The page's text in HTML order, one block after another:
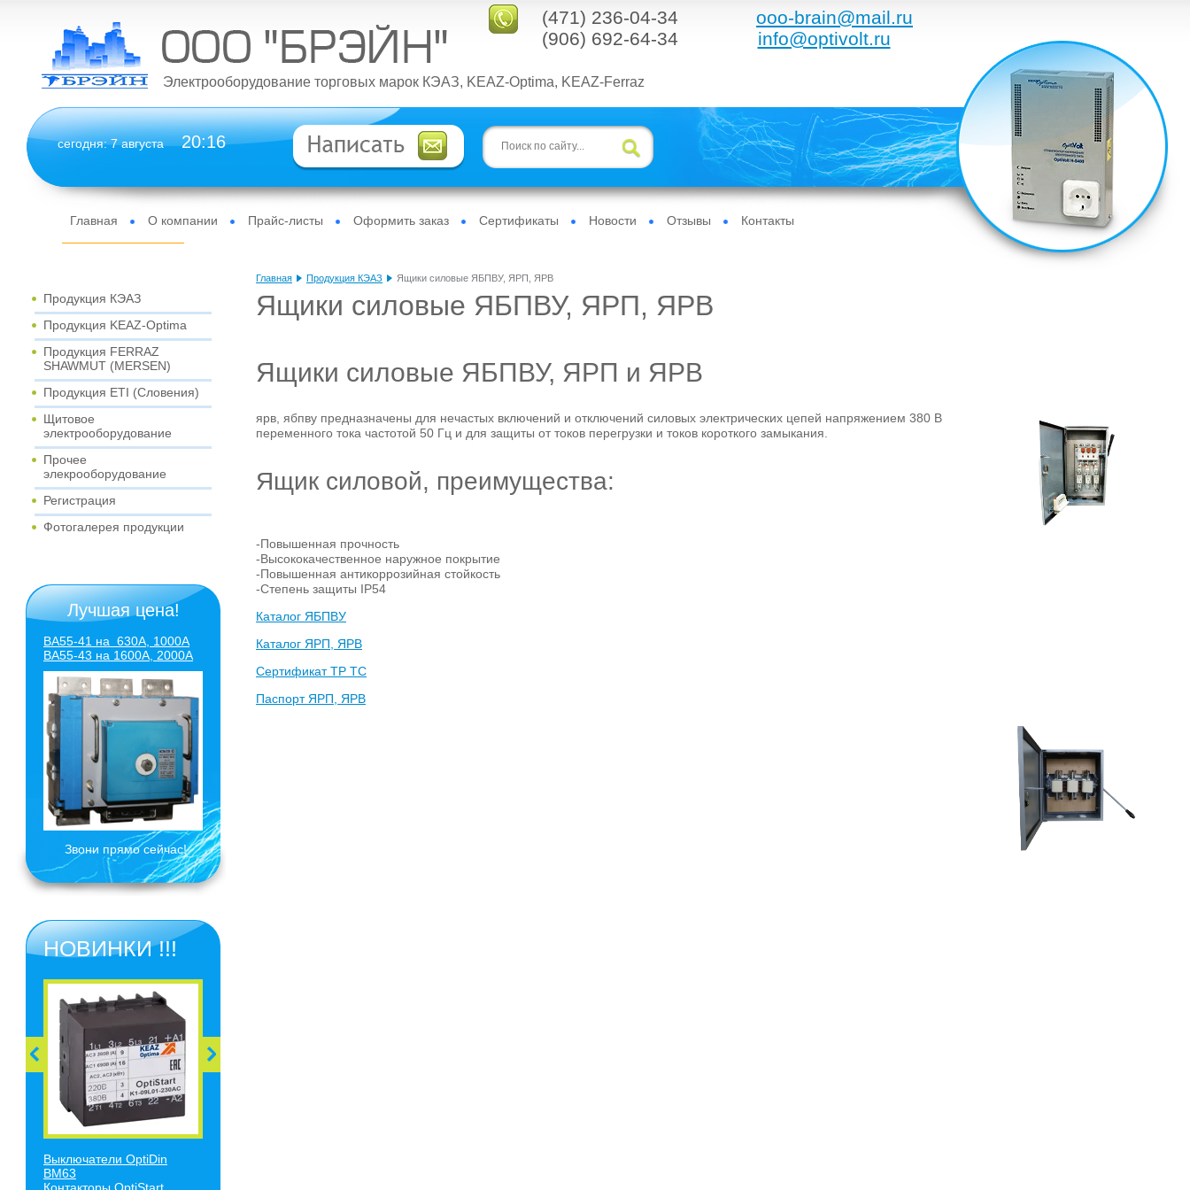
Главная О компании Прайс-листы Оформить заказ Сертификаты Новости Отзывы Контакты
Электрооборудование торговых марок КЭАЗ, KEAZ-Optima, KEAZ-Ferraz
(471) 236-04-34
(906) 692-64-34
ooo-brain@mail.ru
info@optivolt.ru
сегодня: 7 августа 20 16
Главная Продукция КЭАЗ Ящики силовые ЯБПВУ, ЯРП, ЯРВ
Ящики силовые ЯБПВУ, ЯРП, ЯРВ
Ящики силовые ЯБПВУ, ЯРП и ЯРВ
ярв, ябпву предназначены для нечастых включений и отключений силовых электрических цепей напряжением 380 В
переменного тока частотой 50 Гц и для защиты от токов перегрузки и токов короткого замыкания.
Ящик силовой, преимущества:
-Повышенная прочность
-Высококачественное наружное покрытие
-Повышенная антикоррозийная стойкость
-Степень защиты IP54
Каталог ЯБПВУ
Каталог ЯРП, ЯРВ
Сертификат ТР ТС
Паспорт ЯРП, ЯРВ
Продукция КЭАЗ
Продукция KEAZ-Optima
Продукция FERRAZ
SHAWMUT (MERSEN)
Продукция ETI (Словения)
Щитовое
электрооборудование
Прочее
элекрооборудование
Регистрация
Фотогалерея продукции
Лучшая цена!
ВА55-41 на 630А, 1000А
ВА55-43 на 1600А, 2000А
Звони прямо сейчас!
НОВИНКИ !!!
Выключатели OptiDin
BM63